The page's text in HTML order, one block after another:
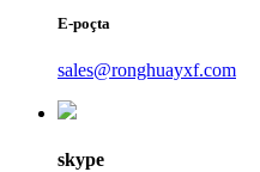
E-poçta
sales@ronghuayxf.com
skype